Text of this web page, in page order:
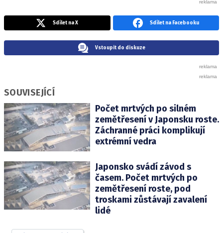
Sdílet na X Sdílet na Facebooku
Vstoupit do diskuze
SOUVISEJÍCÍ
Počet mrtvých po silném
zemětřesení v Japonsku roste.
Záchranné práci komplikují
extrémní vedra
Japonsko svádí závod s
časem. Počet mrtvých po
zemětřesení roste, pod
troskami zůstávají zavalení
lidé